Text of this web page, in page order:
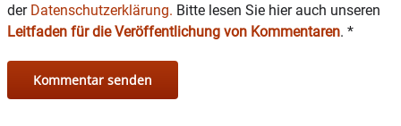
der Datenschutzerklärung. Bitte lesen Sie hier auch unseren
Leitfaden für die Veröffentlichung von Kommentaren. *